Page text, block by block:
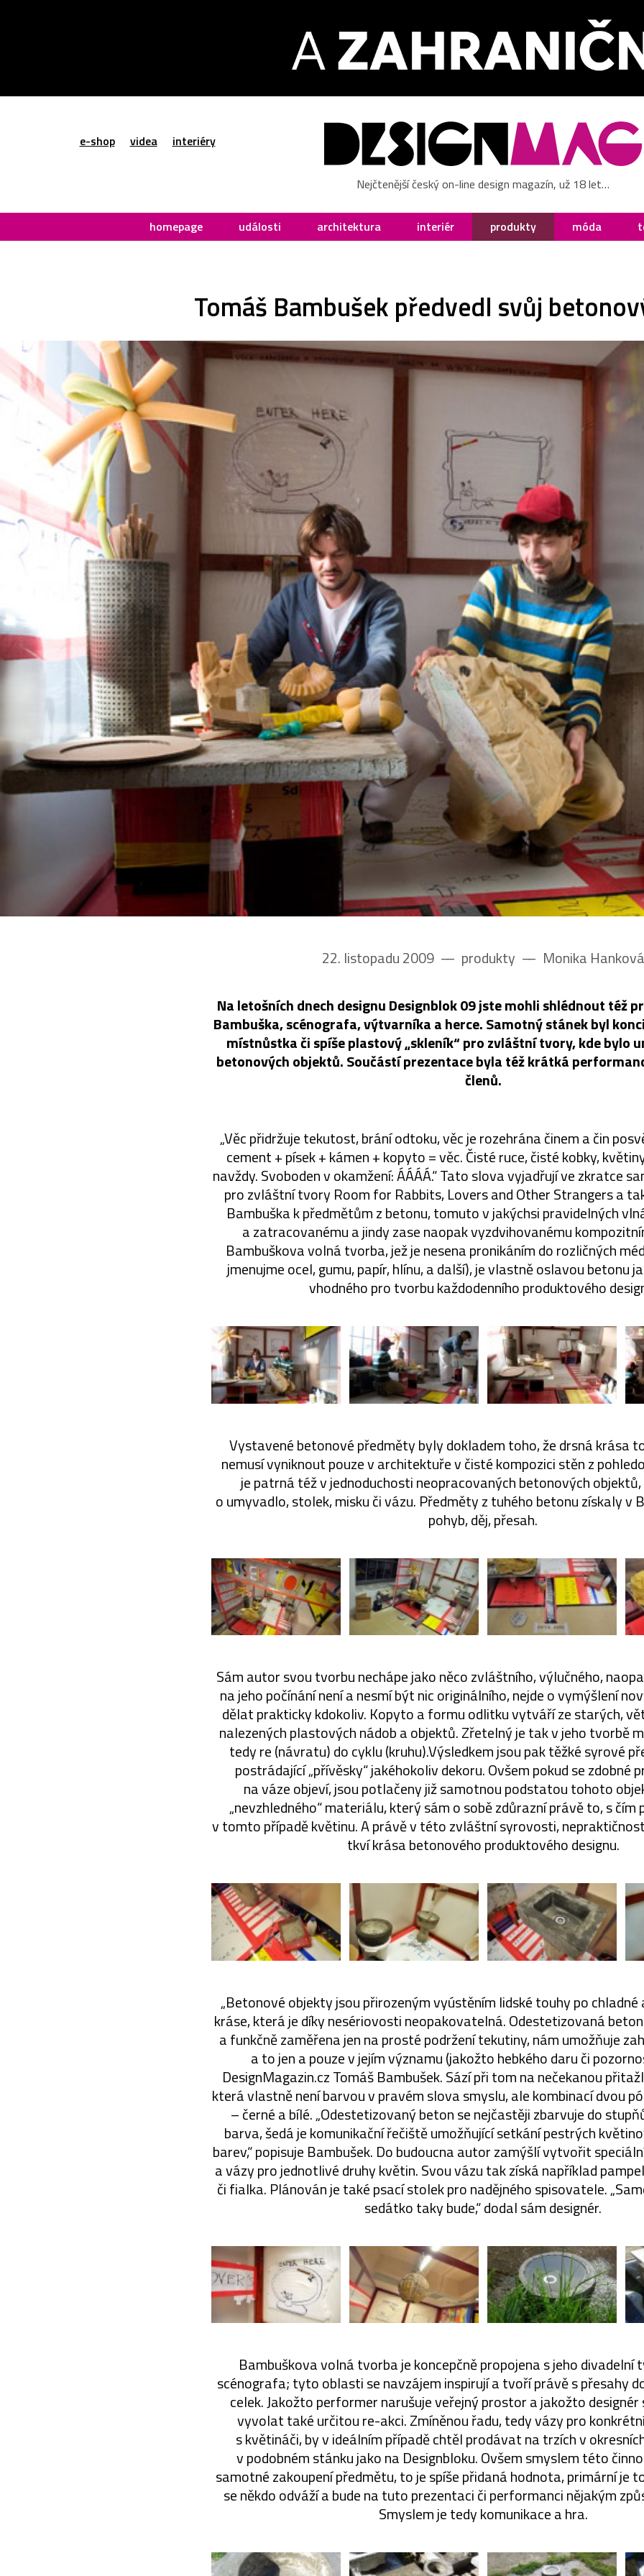
e-shop videa interiéry
Nejčtenější český on-line design magazín, už 18 let…
homepage události architektura interiér produkty móda
Tomáš Bambušek předvedl svůj
22. listopadu 2009 –– produkty –– Monika Hanková
Na letošních dnech designu Designblok 09 jste mohli shlédnout též
Bambuška, scénografa, výtvarníka a herce. Samotný stánek byl
místnůstka či spíše plastový „skleník“ pro zvláštní tvory, kde bylo
betonových objektů. Součástí prezentace byla též krátká
členů.
„Věc přidržuje tekutost, brání odtoku, věc je rozehrána činem a čin
cement + písek + kámen + kopyto = věc. Čisté ruce, čisté kobky,
navždy. Svoboden v okamžení: ÁÁÁÁ.“ Tato slova vyjadřují ve zkratce
pro zvláštní tvory Room for Rabbits, Lovers and Other Strangers a
Bambuška k předmětům z betonu, tomuto v jakýchsi pravidelných
a zatracovanému a jindy zase naopak vyzdvihovanému
Bambuškova volná tvorba, jež je nesena pronikáním do rozličných
jmenujme ocel, gumu, papír, hlínu, a další), je vlastně oslavou betonu
vhodného pro tvorbu každodenního produktového
Vystavené betonové předměty byly dokladem toho, že drsná krása
nemusí vyniknout pouze v architektuře v čisté kompozici stěn z
je patrná též v jednoduchosti neopracovaných betonových
o umyvadlo, stolek, misku či vázu. Předměty z tuhého betonu získaly v
pohyb, děj, přesah.
Sám autor svou tvorbu nechápe jako něco zvláštního, výlučného,
na jeho počínání není a nesmí být nic originálního, nejde o vymýšlení
dělat prakticky kdokoliv. Kopyto a formu odlitku vytváří ze starých,
nalezených plastových nádob a objektů. Zřetelný je tak v jeho tvorbě
tedy re (návratu) do cyklu (kruhu).Výsledkem jsou pak těžké syrové
postrádající „přívěsky“ jakéhokoliv dekoru. Ovšem pokud se zdobné
na váze objeví, jsou potlačeny již samotnou podstatou tohoto
„nevzhledného“ materiálu, který sám o sobě zdůrazní právě to, s čím
v tomto případě květinu. A právě v této zvláštní syrovosti,
tkví krása betonového produktového designu.
„Betonové objekty jsou přirozeným vyústěním lidské touhy po chladné
kráse, která je díky nesériovosti neopakovatelná. Odestetizovaná
a funkčně zaměřena jen na prosté podržení tekutiny, nám umožňuje
a to jen a pouze v jejím významu (jakožto hebkého daru či
DesignMagazin.cz Tomáš Bambušek. Sází při tom na nečekanou
která vlastně není barvou v pravém slova smyslu, ale kombinací dvou
– černé a bílé. „Odestetizovaný beton se nejčastěji zbarvuje do
barva, šedá je komunikační řečiště umožňující setkání pestrých
barev,“ popisuje Bambušek. Do budoucna autor zamýšlí vytvořit
a vázy pro jednotlivé druhy květin. Svou vázu tak získá například
či fialka. Plánován je také psací stolek pro nadějného spisovatele.
sedátko taky bude,“ dodal sám designér.
Bambuškova volná tvorba je koncepčně propojena s jeho divadelní
scénografa; tyto oblasti se navzájem inspirují a tvoří právě s přesahy
celek. Jakožto performer narušuje veřejný prostor a jakožto designér
vyvolat také určitou re-akci. Zmíněnou řadu, tedy vázy pro
s květináči, by v ideálním případě chtěl prodávat na trzích v
v podobném stánku jako na Designbloku. Ovšem smyslem této
samotné zakoupení předmětu, to je spíše přidaná hodnota, primární je
se někdo odváží a bude na tuto prezentaci či performanci nějakým
Smyslem je tedy komunikace a hra.